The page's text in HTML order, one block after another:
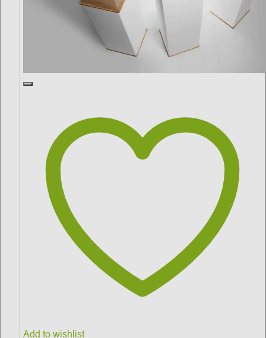
Add to wishlist